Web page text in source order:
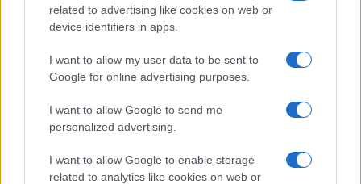
related to advertising like cookies on web or
device identifiers in apps.
I want to allow my user data to be sent to
Google for online advertising purposes.
I want to allow Google to send me
personalized advertising.
I want to allow Google to enable storage
related to analytics like cookies on web or
Club sociali a pagamento: vantaggi e svantaggi di un
Cristian Castiglioni · 5 Ago 2026